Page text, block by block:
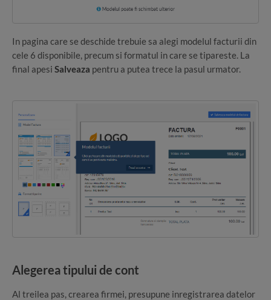
In pagina care se deschide trebuie sa alegi modelul facturii din
cele 6 disponibile, precum si formatul in care se tipareste. La
final apesi Salveaza pentru a putea trece la pasul urmator.
Alegerea tipului de cont
Al treilea pas, crearea firmei, presupune inregistrarea datelor